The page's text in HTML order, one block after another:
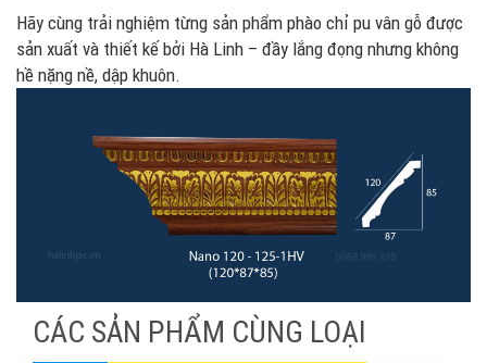
Hãy cùng trải nghiệm từng sản phẩm phào chỉ pu vân gỗ được
sản xuất và thiết kế bởi Hà Linh – đầy lắng đọng nhưng không
hề nặng nề, dập khuôn.
CÁC SẢN PHẨM CÙNG LOẠI